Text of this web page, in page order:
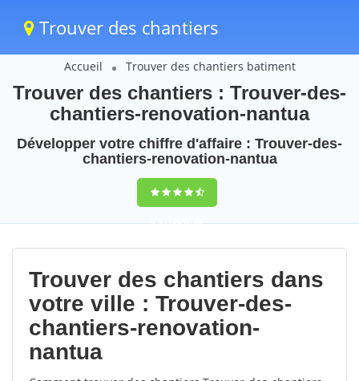
Trouver des chantiers
Accueil Trouver des chantiers batiment
Trouver des chantiers : Trouver-des-
chantiers-renovation-nantua
Développer votre chiffre d'affaire : Trouver-des-
chantiers-renovation-nantua
9,5(100%)80
votes
Trouver des chantiers dans
votre ville : Trouver-des-
chantiers-renovation-
nantua